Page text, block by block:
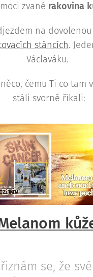
zvané rakovina
na
stáncích.
Václaváku.
čemu Ti co tam
stáli svorně říkali:
se, že